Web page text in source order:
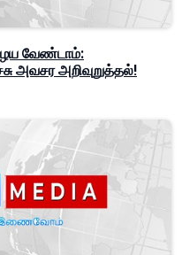
வேண்டாம்:
அவசர அறிவுறுத்தல்!